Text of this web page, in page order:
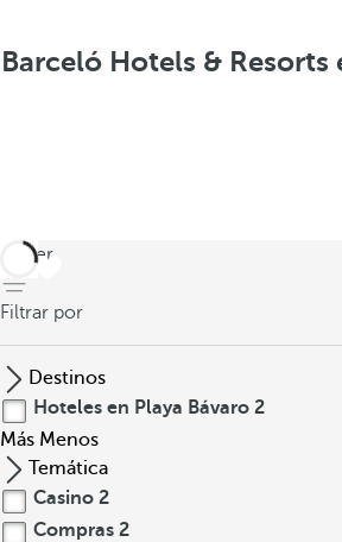
Barceló Hotels & Resorts
volver
Filtrar por
Destinos
Hoteles en Playa Bávaro 2
Más Menos
Temática
Casino 2
Compras 2